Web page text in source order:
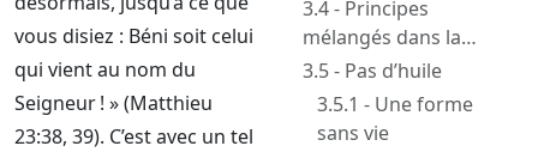
vous disiez : Béni soit celui
qui vient au nom du
Seigneur ! » (Matthieu
23:38, 39). C’est avec un tel
[première période]
3.4 - Principes
mélangés dans la
chrétienté
3.5 - Pas d’huile
3.5.1 - Une forme
sans vie